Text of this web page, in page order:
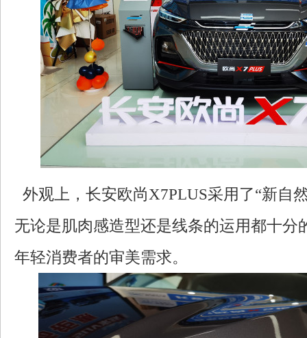
外观上，长安欧尚X7PLUS采用了“新自
无论是肌肉感造型还是线条的运用都十分
年轻消费者的审美需求。